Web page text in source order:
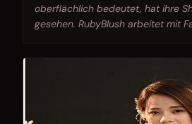
oberflächlich bedeutet, hat ihre
gesehen. RubyBlush arbeitet mit